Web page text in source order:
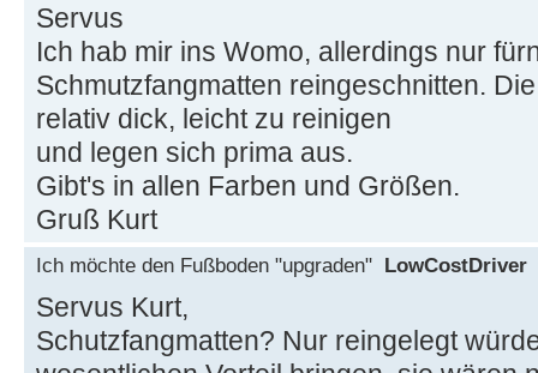
Servus
Ich hab mir ins Womo, allerdings nur
Schmutzfangmatten reingeschnitten.
relativ dick, leicht zu reinigen
und legen sich prima aus.
Gibt's in allen Farben und Größen.
Gruß Kurt
Ich möchte den Fußboden "upgraden" LowCostDriver
Servus Kurt,
Schutzfangmatten? Nur reingelegt